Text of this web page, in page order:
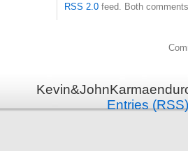
RSS 2.0 feed. Both
Entries (RSS)